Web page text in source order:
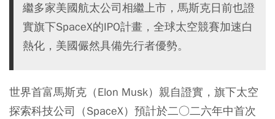
繼多家美國航太公司相繼上市，馬斯克日前也證
實旗下SpaceX的IPO計畫，全球太空競賽加速白
熱化，美國儼然具備先行者優勢。
世界首富馬斯克（Elon Musk）親自證實，旗下太空
探索科技公司（SpaceX）預計於二○二六年中首次